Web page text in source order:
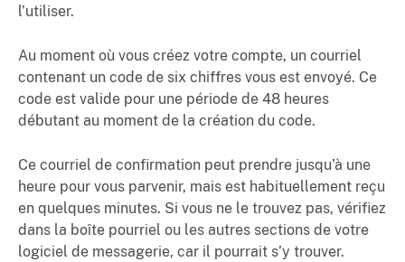
l’utiliser.
Au moment où vous créez votre compte, un courriel
contenant un code de six chiffres vous est envoyé. Ce
code est valide pour une période de 48 heures
débutant au moment de la création du code.
Ce courriel de confirmation peut prendre jusqu’à une
heure pour vous parvenir, mais est habituellement reçu
en quelques minutes. Si vous ne le trouvez pas, vérifiez
dans la boîte pourriel ou les autres sections de votre
logiciel de messagerie, car il pourrait s’y trouver.